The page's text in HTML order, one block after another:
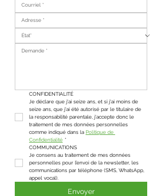
CONFIDENTIALITÉ
Je déclare que j'ai seize ans, et si j'ai moins de
seize ans, que j'ai été autorisé par le titulaire de
la responsabilité parentale, j'accepte donc le
traitement de mes données personnelles
comme indiqué dans la Politique de
Confidentialité *
COMMUNICATIONS
Je consens au traitement de mes données
personnelles pour l’envoi de la newsletter, les
communications par téléphone (SMS, WhatsApp,
appel vocal).
Envoyer